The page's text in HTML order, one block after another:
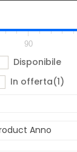
90
Disponibile
In offerta(1)
Anno